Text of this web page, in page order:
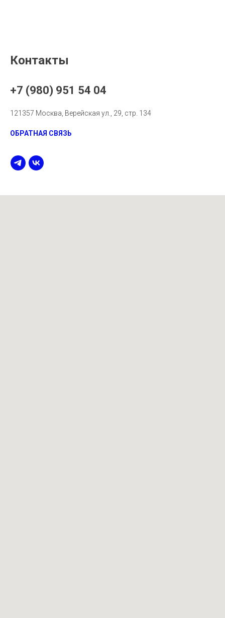
Контакты
+7 (980) 951 54 04
121357 Москва, Верейская ул., 29, стр. 134
ОБРАТНАЯ СВЯЗЬ